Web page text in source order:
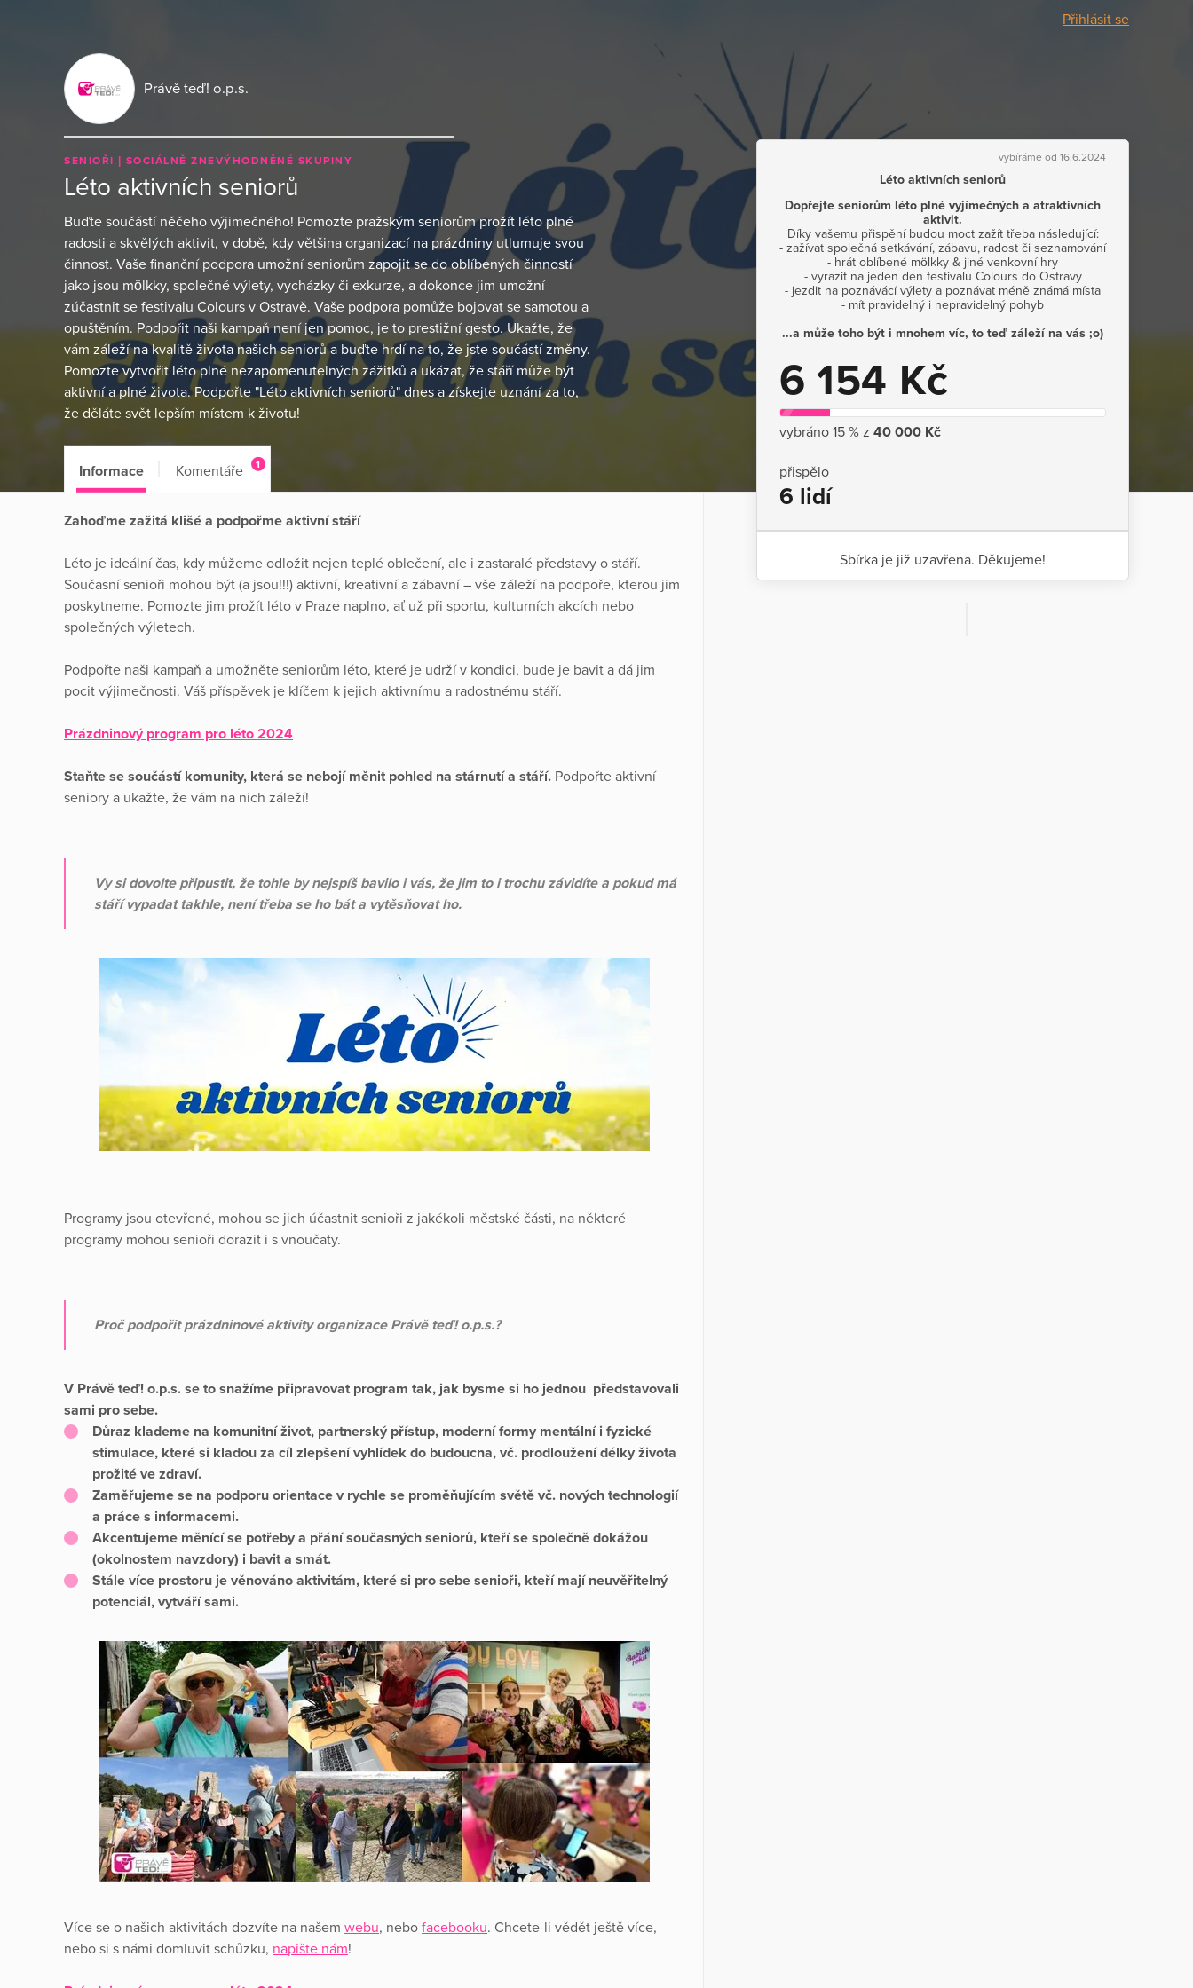
Přihlásit se
Právě teď! o.p.s.
SENIOŘI SOCIÁLNĚ ZNEVÝHODNĚNÉ SKUPINY
Léto aktivních seniorů
Buďte součástí něčeho výjimečného! Pomozte pražským seniorům prožít léto plné
radosti a skvělých aktivit, v době, kdy většina organizací na prázdniny utlumuje svou
činnost. Vaše finanční podpora umožní seniorům zapojit se do oblíbených činností
jako jsou mölkky, společné výlety, vycházky či exkurze, a dokonce jim umožní
zúčastnit se festivalu Colours v Ostravě. Vaše podpora pomůže bojovat se samotou a
opuštěním. Podpořit naši kampaň není jen pomoc, je to prestižní gesto. Ukažte, že
vám záleží na kvalitě života našich seniorů a buďte hrdí na to, že jste součástí změny.
Pomozte vytvořit léto plné nezapomenutelných zážitků a ukázat, že stáří může být
aktivní a plné života. Podpořte "Léto aktivních seniorů" dnes a získejte uznání za to,
že děláte svět lepším místem k životu!
vybíráme od 16.6.2024
Léto aktivních seniorů
Dopřejte seniorům léto plné vyjímečných a atraktivních
aktivit.
Díky vašemu přispění budou moct zažít třeba následující:
- zažívat společná setkávání, zábavu, radost či seznamování
- hrát oblíbené mölkky & jiné venkovní hry
- vyrazit na jeden den festivalu Colours do Ostravy
- jezdit na poznávácí výlety a poznávat méně známá místa
- mít pravidelný i nepravidelný pohyb
...a může toho být i mnohem víc, to teď záleží na vás ;o)
6 154 Kč
vybráno 15 % z 40 000 Kč
přispělo
6 lidí
Sbírka je již uzavřena. Děkujeme!
Informace Komentáře 1
Zahoďme zažitá klišé a podpořme aktivní stáří
Léto je ideální čas, kdy můžeme odložit nejen teplé oblečení, ale i zastaralé představy o stáří.
Současní senioři mohou být (a jsou!!!) aktivní, kreativní a zábavní – vše záleží na podpoře, kterou jim
poskytneme. Pomozte jim prožít léto v Praze naplno, ať už při sportu, kulturních akcích nebo
společných výletech.
Podpořte naši kampaň a umožněte seniorům léto, které je udrží v kondici, bude je bavit a dá jim
pocit výjimečnosti. Váš příspěvek je klíčem k jejich aktivnímu a radostnému stáří.
Prázdninový program pro léto 2024
Staňte se součástí komunity, která se nebojí měnit pohled na stárnutí a stáří. Podpořte aktivní
seniory a ukažte, že vám na nich záleží!
Vy si dovolte připustit, že tohle by nejspíš bavilo i vás, že jim to i trochu závidíte a pokud má
stáří vypadat takhle, není třeba se ho bát a vytěsňovat ho.
Programy jsou otevřené, mohou se jich účastnit senioři z jakékoli městské části, na některé
programy mohou senioři dorazit i s vnoučaty.
Proč podpořit prázdninové aktivity organizace Právě teď! o.p.s.?
V Právě teď! o.p.s. se to snažíme připravovat program tak, jak bysme si ho jednou představovali
sami pro sebe.
Důraz klademe na komunitní život, partnerský přístup, moderní formy mentální i fyzické
stimulace, které si kladou za cíl zlepšení vyhlídek do budoucna, vč. prodloužení délky života
prožité ve zdraví.
Zaměřujeme se na podporu orientace v rychle se proměňujícím světě vč. nových technologií
a práce s informacemi.
Akcentujeme měnící se potřeby a přání současných seniorů, kteří se společně dokážou
(okolnostem navzdory) i bavit a smát.
Stále více prostoru je věnováno aktivitám, které si pro sebe senioři, kteří mají neuvěřitelný
potenciál, vytváří sami.
Více se o našich aktivitách dozvíte na našem webu, nebo facebooku. Chcete-li vědět ještě více,
nebo si s námi domluvit schůzku, napište nám!